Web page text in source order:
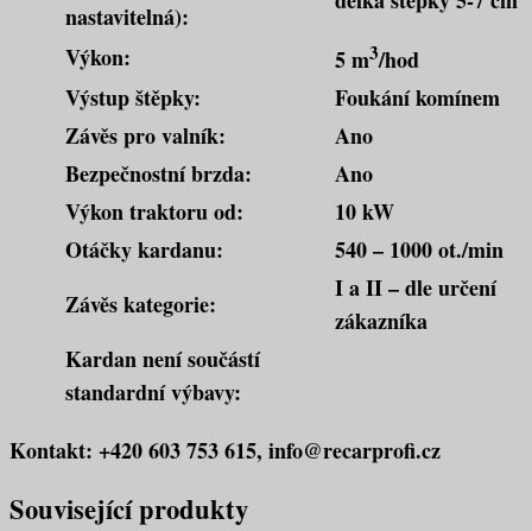
nastavitelná):
Výkon:
5 m3/hod
Výstup štěpky:
Foukání komínem
Závěs pro valník:
Ano
Bezpečnostní brzda:
Ano
Výkon traktoru od:
10 kW
Otáčky kardanu:
540 – 1000 ot./min
Závěs kategorie:
I a II – dle určení
zákazníka
Kardan není součástí
standardní výbavy:
Kontakt: +420 603 753 615, info@recarprofi.cz
Související produkty